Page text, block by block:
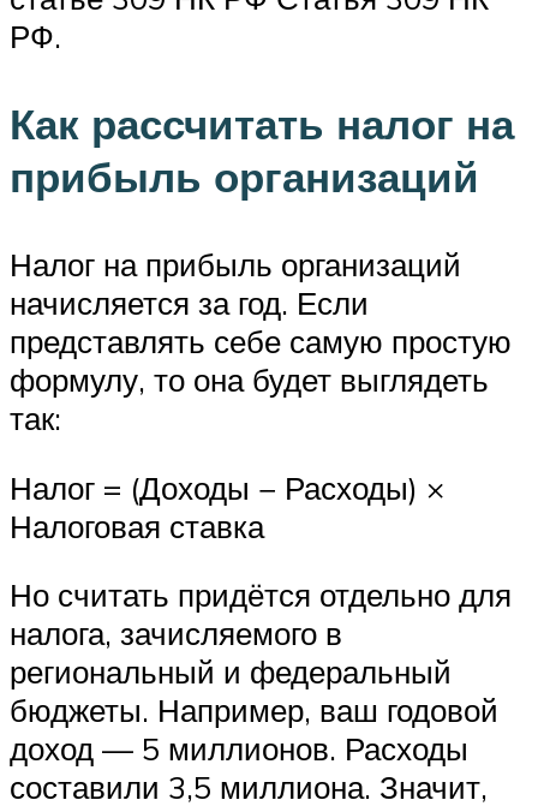
РФ.
Как рассчитать налог на
прибыль организаций
Налог на прибыль организаций
начисляется за год. Если
представлять себе самую простую
формулу, то она будет выглядеть
так:
Налог = (Доходы − Расходы) ×
Налоговая ставка
Но считать придётся отдельно для
налога, зачисляемого в
региональный и федеральный
бюджеты. Например, ваш годовой
доход — 5 миллионов. Расходы
составили 3,5 миллиона. Значит,